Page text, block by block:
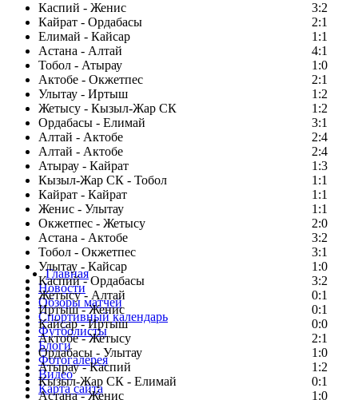
Каспий - Женис
3:2
Кайрат - Ордабасы
2:1
Елимай - Кайсар
1:1
Астана - Алтай
4:1
Тобол - Атырау
1:0
Актобе - Окжетпес
2:1
Улытау - Иртыш
1:2
Жетысу - Кызыл-Жар СК
1:2
Ордабасы - Елимай
3:1
Алтай - Актобе
2:4
Алтай - Актобе
2:4
Атырау - Кайрат
1:3
Кызыл-Жар СК - Тобол
1:1
Кайрат - Кайрат
1:1
Женис - Улытау
1:1
Окжетпес - Жетысу
2:0
Астана - Актобе
3:2
Тобол - Окжетпес
3:1
Улытау - Кайсар
1:0
Каспий - Ордабасы
3:2
Жетысу - Алтай
0:1
Иртыш - Женис
0:1
Кайсар - Иртыш
0:0
Актобе - Жетысу
2:1
Ордабасы - Улытау
1:0
Атырау - Каспий
1:2
Кызыл-Жар СК - Елимай
0:1
Астана - Женис
1:0
Главная
Новости
Обзоры матчей
Спортивный календарь
Футболисты
Блоги
Фотогалерея
Видео
Карта сайта